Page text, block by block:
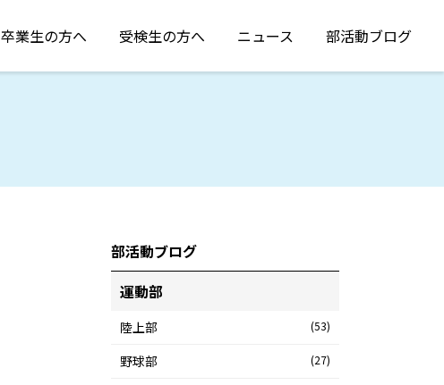
卒業生の方へ 受検生の方へ ニュース 部活動ブログ
部活動ブログ
運動部
陸上部 (53)
野球部 (27)